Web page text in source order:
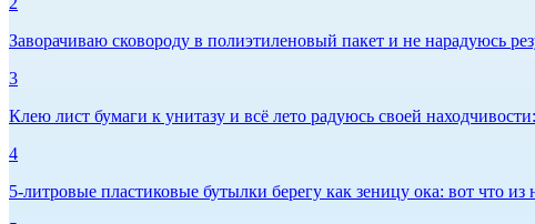
Заворачиваю сковороду в полиэтиленовый пакет и не нарадуюсь
3
Клею лист бумаги к унитазу и всё лето радуюсь своей
4
5-литровые пластиковые бутылки берегу как зеницу ока: вот что